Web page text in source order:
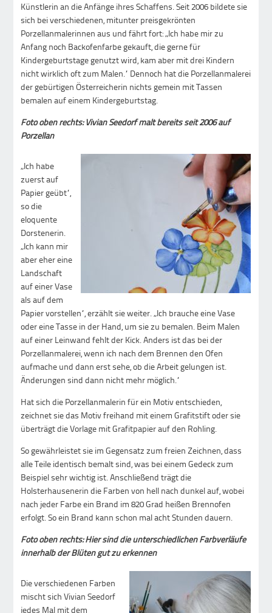
Künstlerin an die Anfänge ihres Schaffens. Seit 2006 bildete sie
sich bei verschiedenen, mitunter preisgekrönten
Porzellanmalerinnen aus und fährt fort: „Ich habe mir zu
Anfang noch Backofenfarbe gekauft, die gerne für
Kindergeburtstage genutzt wird, kam aber mit drei Kindern
nicht wirklich oft zum Malen.“ Dennoch hat die Porzellanmalerei
der gebürtigen Österreicherin nichts gemein mit Tassen
bemalen auf einem Kindergeburtstag.
Foto oben rechts: Vivian Seedorf malt bereits seit 2006 auf
Porzellan
„Ich habe
zuerst auf
Papier geübt“,
so die
eloquente
Dorstenerin.
„Ich kann mir
aber eher eine
Landschaft
auf einer Vase
als auf dem
Papier vorstellen“, erzählt sie weiter. „Ich brauche eine Vase
oder eine Tasse in der Hand, um sie zu bemalen. Beim Malen
auf einer Leinwand fehlt der Kick. Anders ist das bei der
Porzellanmalerei, wenn ich nach dem Brennen den Ofen
aufmache und dann erst sehe, ob die Arbeit gelungen ist.
Änderungen sind dann nicht mehr möglich.“
Hat sich die Porzellanmalerin für ein Motiv entschieden,
zeichnet sie das Motiv freihand mit einem Grafitstift oder sie
überträgt die Vorlage mit Grafitpapier auf den Rohling.
So gewährleistet sie im Gegensatz zum freien Zeichnen, dass
alle Teile identisch bemalt sind, was bei einem Gedeck zum
Beispiel sehr wichtig ist. Anschließend trägt die
Holsterhausenerin die Farben von hell nach dunkel auf, wobei
nach jeder Farbe ein Brand im 820 Grad heißen Brennofen
erfolgt. So ein Brand kann schon mal acht Stunden dauern.
Foto oben rechts: Hier sind die unterschiedlichen Farbverläufe
innerhalb der Blüten gut zu erkennen
Die verschiedenen Farben
mischt sich Vivian Seedorf
jedes Mal mit dem